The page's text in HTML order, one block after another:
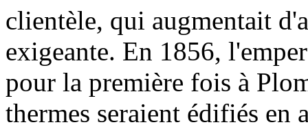
clientèle, qui augmentait
exigeante. En 1856,
pour la première fois à
thermes seraient édifiés en